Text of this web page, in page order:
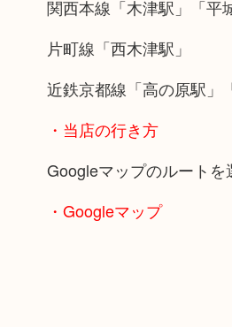
関西本線「木津駅」「平
片町線「西木津駅」
近鉄京都線「高の原駅」
・当店の行き方
Googleマップのルートを
・Googleマップ